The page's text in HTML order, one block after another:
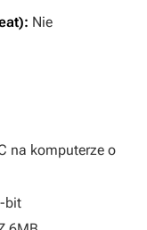
Nie
na komputerze o
bit